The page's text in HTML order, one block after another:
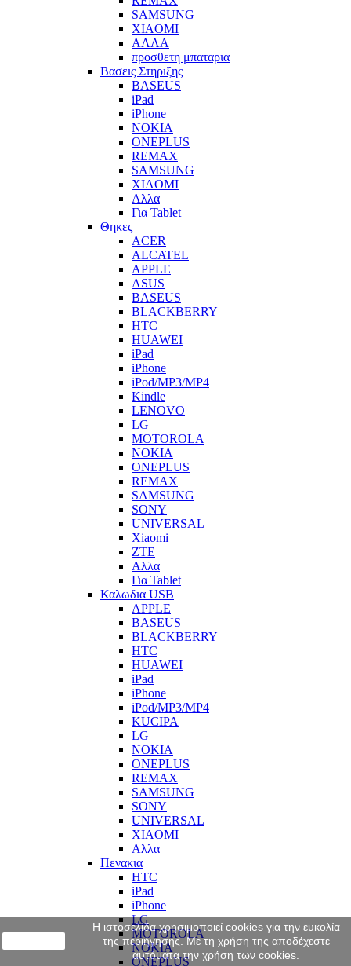
SAMSUNG
XIAOMI
ΑΛΛΑ
προσθετη μπαταρια
Βασεις Στηριξης
BASEUS
iPad
iPhone
NOKIA
ONEPLUS
REMAX
SAMSUNG
XIAOMI
Αλλα
Για Tablet
Θηκες
ACER
ALCATEL
APPLE
ASUS
BASEUS
BLACKBERRY
HTC
HUAWEI
iPad
iPhone
iPod/MP3/MP4
Kindle
LENOVO
LG
MOTOROLA
NOKIA
ONEPLUS
REMAX
SAMSUNG
SONY
UNIVERSAL
Xiaomi
ZTE
Αλλα
Για Tablet
Καλωδια USB
APPLE
BASEUS
BLACKBERRY
HTC
HUAWEI
iPad
iPhone
iPod/MP3/MP4
KUCIPA
LG
NOKIA
ONEPLUS
REMAX
SAMSUNG
SONY
UNIVERSAL
XIAOMI
Αλλα
Πενακια
HTC
iPad
iPhone
LG
MOTOROLA
NOKIA
ONEPLUS
Η ιστοσελίδα χρησιμοποιεί cookies για την ευκολία
της περιήγησης. Με τη χρήση της αποδέχεστε
αυτόματα την χρήση των cookies.